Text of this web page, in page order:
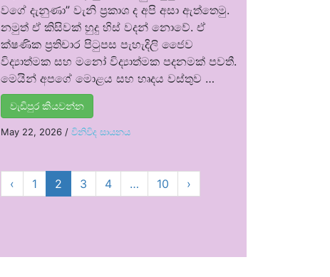
වගේ දැනුණා” වැනි ප්‍රකාශ ද අපි අසා ඇත්තෙමු.
නමුත් ඒ කිසිවක් හුදු හිස් වදන් නොවේ. ඒ
ක්ෂණික ප්‍රතිචාර පිටුපස පැහැදිලි ජෛව
විද්‍යාත්මක සහ මනෝ විද්‍යාත්මක පදනමක් පවතී.
මෙයින් අපගේ මොළය සහ හෘදය වස්තුව …
වැඩිපුර කියවන්න
May 22, 2026 / විනිවිද සායනය
‹ 1 2 3 4 … 10 ›